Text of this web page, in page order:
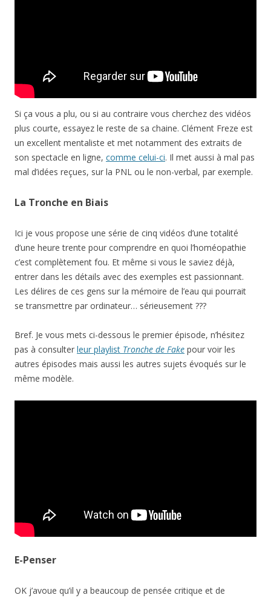
Si ça vous a plu, ou si au contraire vous cherchez des vidéos
plus courte, essayez le reste de sa chaine. Clément Freze est
un excellent mentaliste et met notamment des extraits de
son spectacle en ligne, comme celui-ci. Il met aussi à mal pas
mal d’idées reçues, sur la PNL ou le non-verbal, par exemple.
La Tronche en Biais
Ici je vous propose une série de cinq vidéos d’une totalité
d’une heure trente pour comprendre en quoi l’homéopathie
c’est complètement fou. Et même si vous le saviez déjà,
entrer dans les détails avec des exemples est passionnant.
Les délires de ces gens sur la mémoire de l’eau qui pourrait
se transmettre par ordinateur… sérieusement ???
Bref. Je vous mets ci-dessous le premier épisode, n’hésitez
pas à consulter leur playlist Tronche de Fake pour voir les
autres épisodes mais aussi les autres sujets évoqués sur le
même modèle.
E-Penser
OK j’avoue qu’il y a beaucoup de pensée critique et de